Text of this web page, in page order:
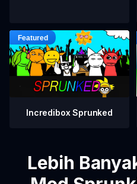
Incredibox Sprunked
Lebih